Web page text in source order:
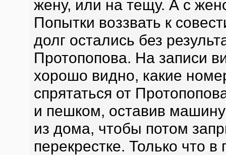
жену, или на тещу. А с
Попытки воззвать к
долг остались без
Протопопова. На записи
хорошо видно, какие
спрятаться от
и пешком, оставив
из дома, чтобы потом
перекрестке. Только что